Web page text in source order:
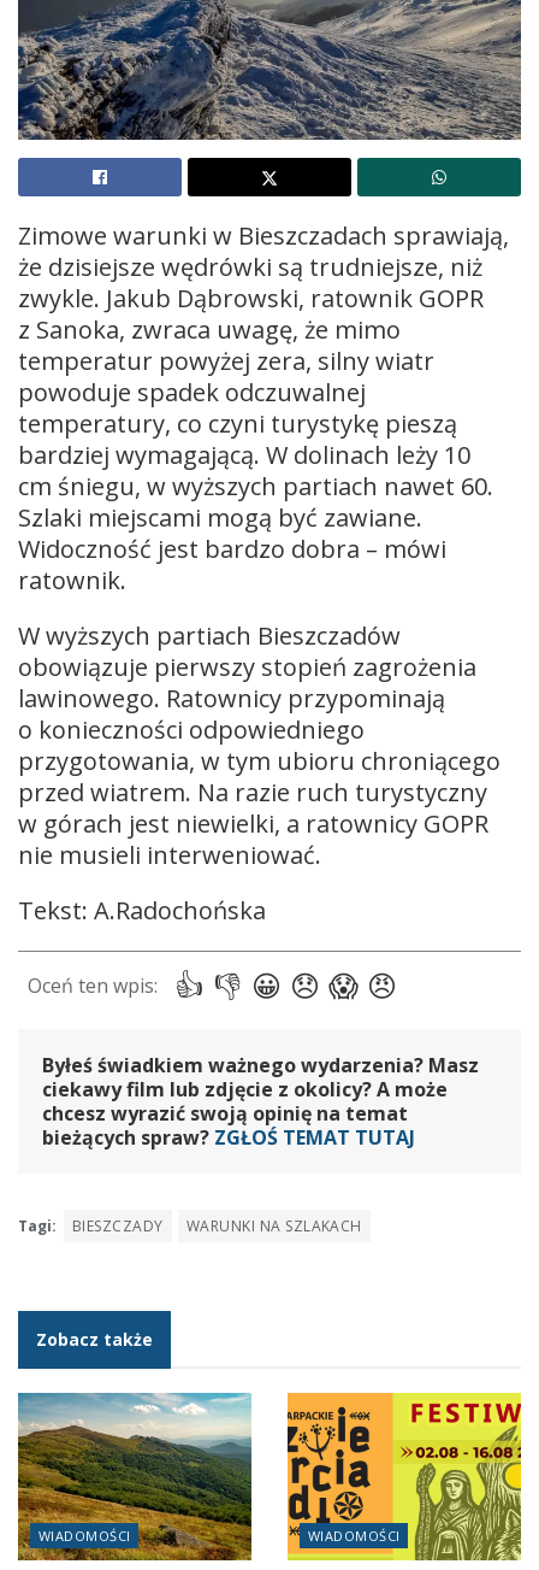
Zimowe warunki w Bieszczadach sprawiają,
że dzisiejsze wędrówki są trudniejsze, niż
zwykle. Jakub Dąbrowski, ratownik GOPR
z Sanoka, zwraca uwagę, że mimo
temperatur powyżej zera, silny wiatr
powoduje spadek odczuwalnej
temperatury, co czyni turystykę pieszą
bardziej wymagającą. W dolinach leży 10
cm śniegu, w wyższych partiach nawet 60.
Szlaki miejscami mogą być zawiane.
Widoczność jest bardzo dobra – mówi
ratownik.
W wyższych partiach Bieszczadów
obowiązuje pierwszy stopień zagrożenia
lawinowego. Ratownicy przypominają
o konieczności odpowiedniego
przygotowania, w tym ubioru chroniącego
przed wiatrem. Na razie ruch turystyczny
w górach jest niewielki, a ratownicy GOPR
nie musieli interweniować.
Tekst: A.Radochońska
Byłeś świadkiem ważnego wydarzenia? Masz
ciekawy film lub zdjęcie z okolicy? A może
chcesz wyrazić swoją opinię na temat
bieżących spraw? ZGŁOŚ TEMAT TUTAJ
Tagi: BIESZCZADY WARUNKI NA SZLAKACH
Zobacz także
WIADOMOŚCI WIADOMOŚCI